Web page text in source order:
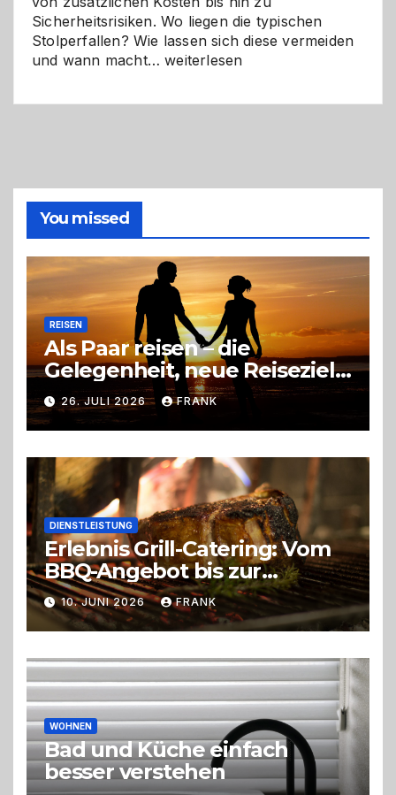
Sicherheitsrisiken. Wo liegen die typischen
Stolperfallen? Wie lassen sich diese vermeiden
und wann macht…Selber
richtige
Entscheidung
weiterlesen
You missed
REISEN
Als Paar reisen – die
Gelegenheit, neue Reiseziele
zu entdecken
26. JULI 2026 FRANK
DIENSTLEISTUNG
Erlebnis Grill-Catering: Vom
BBQ-Angebot bis zur
perfekten Eventorganisation
Trend zu Outdoor-Events,
Erlebnisgastronomie und
Live-Cooking
10. JUNI 2026 FRANK
WOHNEN
Bad und Küche einfach
besser verstehen